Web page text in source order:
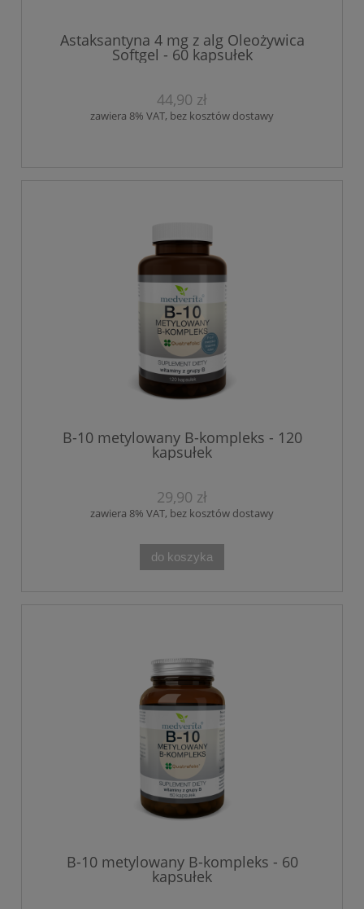
Astaksantyna 4 mg z alg Oleożywica
Softgel - 60 kapsułek
44,90 zł
zawiera 8% VAT, bez kosztów dostawy
B-10 metylowany B-kompleks - 120
kapsułek
29,90 zł
zawiera 8% VAT, bez kosztów dostawy
do koszyka
B-10 metylowany B-kompleks - 60
kapsułek